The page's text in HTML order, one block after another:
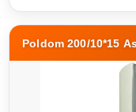
Poldom 200/10*15